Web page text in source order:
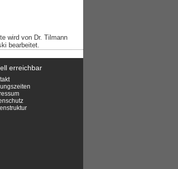
wird von Dr. Tilmann
bearbeitet.
erreichbar